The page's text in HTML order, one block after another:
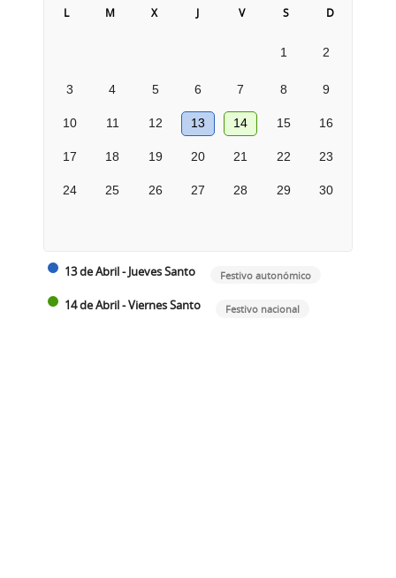
L M X J V S D
1 2
3 4 5 6 7 8 9
10 11 12 13 14 15 16
17 18 19 20 21 22 23
24 25 26 27 28 29 30
13 de Abril - Jueves Santo Festivo autonómico
14 de Abril - Viernes Santo Festivo nacional